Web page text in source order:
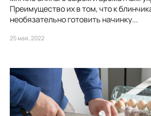
Преимущество их в том, что к
необязательно готовить начинку...
25 мая, 2022